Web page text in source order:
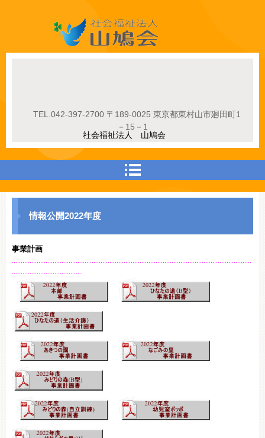
社会福祉法人山鳩会
社会福祉法人 山鳩会
TEL. 042-397-2700 〒189-0025 東京都東村山市廻田町1
－15－1
情報公開2022年度
事業計画
………………………………………………………………………………………………………………………
………………………………….